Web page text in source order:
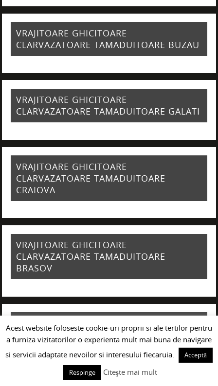
VRAJITOARE GHICITOARE
CLARVAZATOARE TAMADUITOARE BUZAU
VRAJITOARE GHICITOARE
CLARVAZATOARE TAMADUITOARE GALATI
VRAJITOARE GHICITOARE
CLARVAZATOARE TAMADUITOARE
CRAIOVA
VRAJITOARE GHICITOARE
CLARVAZATOARE TAMADUITOARE
BRASOV
VRAJITOARE GHICITOARE
CLARVAZATOARE TAMADUITOARE
Acest website foloseste cookie-uri proprii si ale tertilor pentru
a furniza vizitatorilor o experienta mult mai buna de navigare
si servicii adaptate nevoilor si interesului fiecaruia.
Acceptă
Respinge
Citește mai mult